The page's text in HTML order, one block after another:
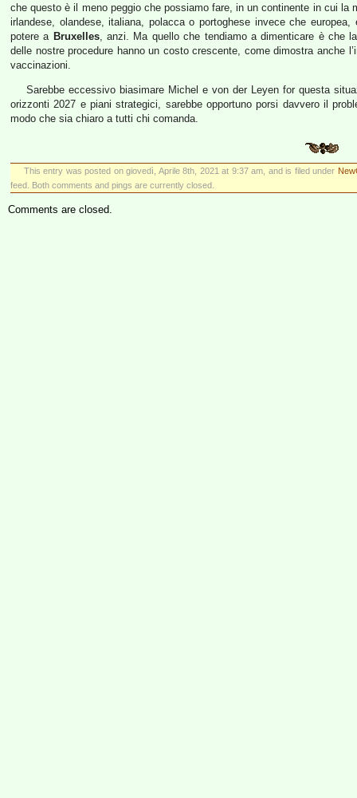
che questo è il meno peggio che possiamo fare, in un continente in cui la
irlandese, olandese, italiana, polacca o portoghese invece che
potere a Bruxelles, anzi. Ma quello che tendiamo a dimenticare è che
delle nostre procedure hanno un costo crescente, come dimostra anche
vaccinazioni.
Sarebbe eccessivo biasimare Michel e von der Leyen for questa
orizzonti 2027 e piani strategici, sarebbe opportuno porsi davvero il
modo che sia chiaro a tutti chi comanda.
This entry was posted on giovedì, Aprile 8th, 2021 at 9:37 am, and is filed under
feed. Both comments and pings are currently closed.
Comments are closed.